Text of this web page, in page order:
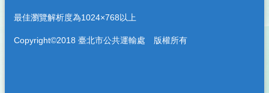
最佳瀏覽解析度為1024×768以上
Copyright©2018 臺北市公共運輸處 版權所有